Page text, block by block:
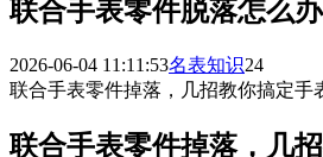
联合手表零件脱落怎么
2026-06-04 11:11:53名表知识24
联合手表零件掉落，几招教你搞定
联合手表零件掉落，几